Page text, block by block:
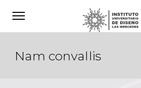
Nam convallis